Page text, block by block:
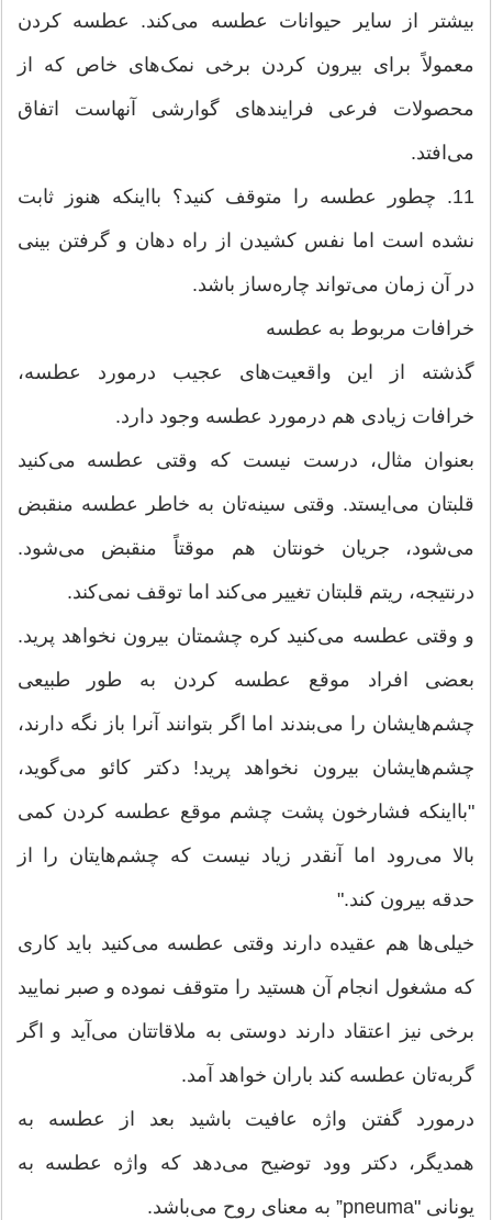
بیشتر از سایر حیوانات عطسه می‌کند. عطسه کردن
معمولاً برای بیرون کردن برخی نمک‌های خاص که از
محصولات فرعی فرایندهای گوارشی آنهاست اتفاق
می‌افتد.
11. چطور عطسه را متوقف کنید؟ بااینکه هنوز ثابت
نشده است اما نفس کشیدن از راه دهان و گرفتن بینی
در آن زمان می‌تواند چاره‌ساز باشد.
خرافات مربوط به عطسه
گذشته از این واقعیت‌های عجیب درمورد عطسه،
خرافات زیادی هم درمورد عطسه وجود دارد.
بعنوان مثال، درست نیست که وقتی عطسه می‌کنید
قلبتان می‌ایستد. وقتی سینه‌تان به خاطر عطسه منقبض
می‌شود، جریان خونتان هم موقتاً منقبض می‌شود.
درنتیجه، ریتم قلبتان تغییر می‌کند اما توقف نمی‌کند.
و وقتی عطسه می‌کنید کره چشمتان بیرون نخواهد پرید.
بعضی افراد موقع عطسه کردن به طور طبیعی
چشم‌هایشان را می‌بندند اما اگر بتوانند آنرا باز نگه دارند،
چشم‌هایشان بیرون نخواهد پرید! دکتر کائو می‌گوید،
"بااینکه فشارخون پشت چشم موقع عطسه کردن کمی
بالا می‌رود اما آنقدر زیاد نیست که چشم‌هایتان را از
حدقه بیرون کند."
خیلی‌ها هم عقیده دارند وقتی عطسه می‌کنید باید کاری
که مشغول انجام آن هستید را متوقف نموده و صبر نمایید
برخی نیز اعتقاد دارند دوستی به ملاقاتتان می‌آید و اگر
گربه‌تان عطسه کند باران خواهد آمد.
درمورد گفتن واژه عافیت باشید بعد از عطسه به
همدیگر، دکتر وود توضیح می‌دهد که واژه عطسه به
یونانی "pneuma” به معنای روح می‌باشد.